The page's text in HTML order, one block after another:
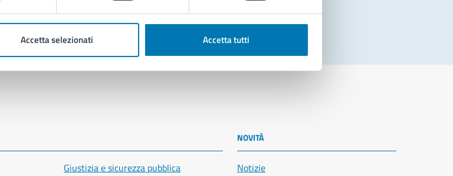
Accetta selezionati Accetta tutti
Giustizia e sicurezza pubblica
NOVITÀ
Notizie